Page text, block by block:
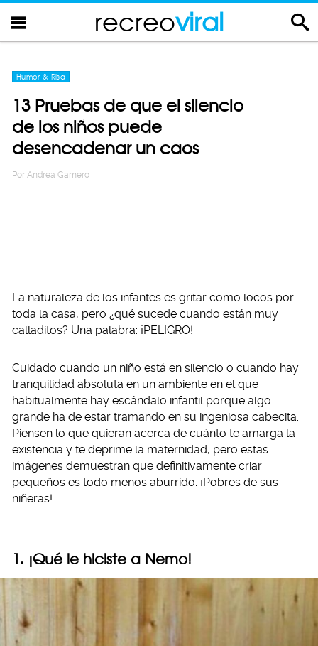
recreoviral
Humor & Risa
13 Pruebas de que el silencio
de los niños puede
desencadenar un caos
Por Andrea Gamero
La naturaleza de los infantes es gritar como locos por
toda la casa, pero ¿qué sucede cuando están muy
calladitos? Una palabra: ¡PELIGRO!
Cuidado cuando un niño está en silencio o cuando hay
tranquilidad absoluta en un ambiente en el que
habitualmente hay escándalo infantil porque algo
grande ha de estar tramando en su ingeniosa cabecita.
Piensen lo que quieran acerca de cuánto te amarga la
existencia y te deprime la maternidad, pero estas
imágenes demuestran que definitivamente criar
pequeños es todo menos aburrido. ¡Pobres de sus
niñeras!
1. ¡Qué le hiciste a Nemo!